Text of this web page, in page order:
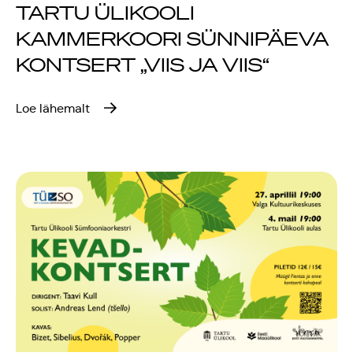
TARTU ÜLIKOOLI
KAMMERKOORI SÜNNIPÄEVA
KONTSERT „VIIS JA VIIS“
Loe lähemalt